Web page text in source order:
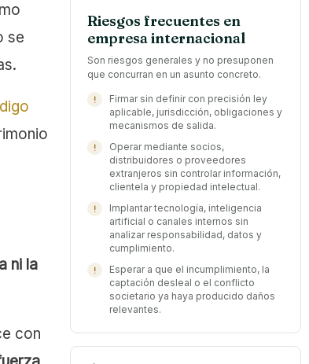
se
ni la
con
Riesgos frecuentes en
empresa internacional
Son riesgos generales y no presuponen
que concurran en un asunto concreto.
Firmar sin definir con precisión ley
aplicable, jurisdicción, obligaciones y
mecanismos de salida.
Operar mediante socios,
distribuidores o proveedores
extranjeros sin controlar información,
clientela y propiedad intelectual.
Implantar tecnología, inteligencia
artificial o canales internos sin
analizar responsabilidad, datos y
cumplimiento.
Esperar a que el incumplimiento, la
captación desleal o el conflicto
societario ya haya producido daños
relevantes.